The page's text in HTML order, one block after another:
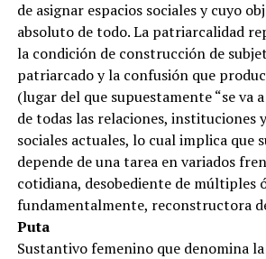
de asignar espacios sociales y cuyo
absoluto de todo. La patriarcalidad
la condición de construcción de
patriarcado y la confusión que
(lugar del que supuestamente “se va
de todas las relaciones, instituciones
sociales actuales, lo cual implica que
depende de una tarea en variados
cotidiana, desobediente de múltiples
fundamentalmente, reconstructora
Puta
Sustantivo femenino que denomina